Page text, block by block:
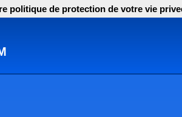
politique de protection de votre vie